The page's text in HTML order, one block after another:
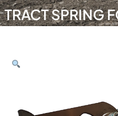
TRACT SPRING